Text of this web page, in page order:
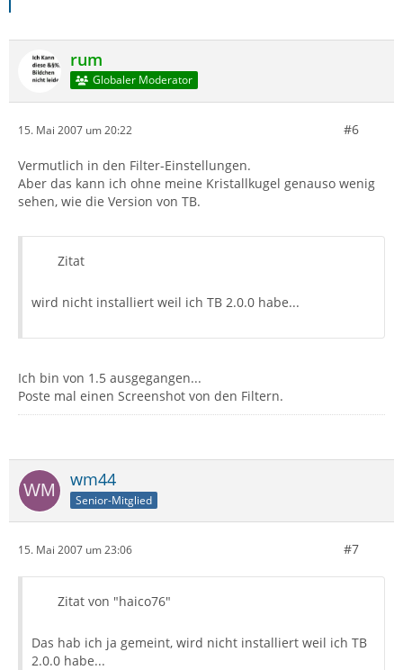
rum
Globaler Moderator
15. Mai 2007 um 20:22 #6
Vermutlich in den Filter-Einstellungen.
Aber das kann ich ohne meine Kristallkugel genauso wenig
sehen, wie die Version von TB.
Zitat
wird nicht installiert weil ich TB 2.0.0 habe...
Ich bin von 1.5 ausgegangen...
Poste mal einen Screenshot von den Filtern.
wm44
Senior-Mitglied
15. Mai 2007 um 23:06 #7
Zitat von "haico76"
Das hab ich ja gemeint, wird nicht installiert weil ich TB
2.0.0 habe...